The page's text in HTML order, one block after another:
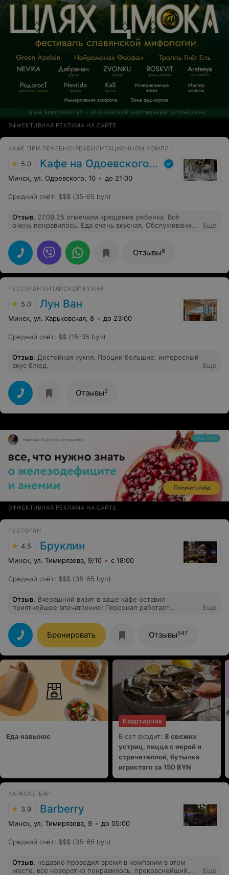
ЭФФЕКТИВНАЯ РЕКЛАМА НА САЙТЕ
КАФЕ ПРИ ЛЕЧЕБНО-РЕАБИЛИТАЦИОННОМ КОМПЛЕКСЕ
5.0 Кафе на Одоевского, 10
Минск, ул. Одоевского, 10 до 21:00
Средний счёт: $$$ (35-65 byn)
Отзыв. 27.09.25 отмечали крещение ребенка. Всё
очень понравилось. Еда очень вкусная. Обслуживание
ремонтом. Отзывчивый персонал. Редактировать
Еще
Отзывы6
РЕСТОРАН КИТАЙСКОЙ КУХНИ
5.0 Лун Ван
Минск, ул. Харьковская, 8 до 23:00
Средний счёт: $$ (15-35 byn)
Отзыв. Достойная кухня. Порции большие, интересный
вкус блюд.
Еще
Отзывы2
ЭФФЕКТИВНАЯ РЕКЛАМА НА САЙТЕ
РЕСТОРАН
4.5 Бруклин
Минск, ул. Тимирязева, 9/10 с 18:00
Средний счёт: $$$ (35-65 byn)
Отзыв. Вчерашний визит в ваше кафе оставил
приятнейшее впечатление! Персонал работает
«Наполеон» стал приятным финалом вечера — один из
лучших десертов в моей жизни! Рекомендую всем!
Еще
Бронировать Отзывы547
Еда навынос
Квартирник
В сет входит: 8 свежих
устриц, пицца с икрой и
страчетеллой, бутылка
игристого за 150 BYN
КАРАОКЕ-БАР
3.9 Barberry
Минск, ул. Тимирязева, 9 до 05:00
Средний счёт: $$$ (35-65 byn)
Отзыв. недавно проводил время в компании в этом
месте. все неверотно понравилось, прекраснейший
Еще